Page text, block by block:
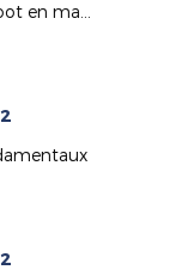
À la découverte du foot en marchant I FFF 2022